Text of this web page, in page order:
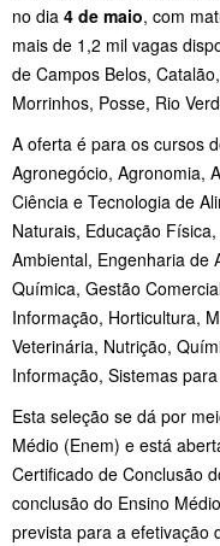
no dia 4 de maio, com
mais de 1,2 mil vagas
de Campos Belos,
Morrinhos, Posse, Rio
A oferta é para os cursos
Agronegócio, Agronomia,
Ciência e Tecnologia de
Naturais, Educação
Ambiental, Engenharia de
Química, Gestão
Informação, Horticultura,
Veterinária, Nutrição,
Informação, Sistemas
Esta seleção se dá por
Médio (Enem) e está
Certificado de Conclusão
conclusão do Ensino
prevista para a efetivação